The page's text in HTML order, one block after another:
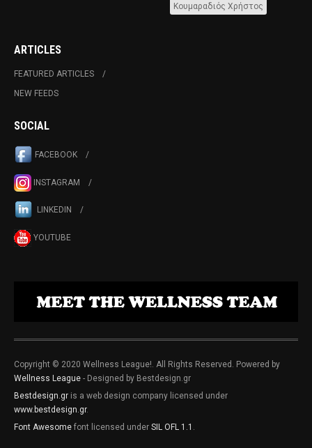
Κουμαραδιός Χρήστος
ARTICLES
FEATURED ARTICLES
NEW FEEDS
SOCIAL
FACEBOOK
INSTAGRAM
LINKEDIN
YOUTUBE
Copyright © 2020 Wellness League!. All Rights Reserved. Powered by
Wellness League - Designed by Bestdesign.gr
Bestdesign.gr is a web design company licensed under
www.bestdesign.gr.
Font Awesome font licensed under SIL OFL 1.1 .